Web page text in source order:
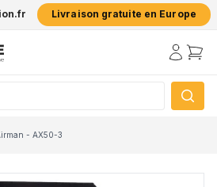
Livraison gratuite en Europe
- AX50-3